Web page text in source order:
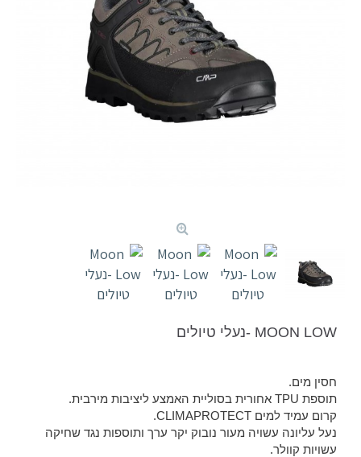
MOON LOW -נעלי טיולים
חסין מים.
תוספת TPU אחורית בסוליית האמצע ליציבות מירבית.
קרום עמיד למים CLIMAPROTECT.
נעל עליונה עשויה מעור נובוק יקר ערך ותוספות נגד שחיקה
עשויות קוולר.